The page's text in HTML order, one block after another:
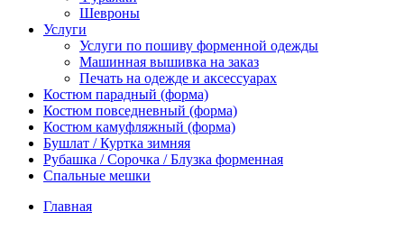
Шевроны
Услуги
Услуги по пошиву форменной одежды
Машинная вышивка на заказ
Печать на одежде и аксессуарах
Костюм парадный (форма)
Костюм повседневный (форма)
Костюм камуфляжный (форма)
Бушлат / Куртка зимняя
Рубашка / Сорочка / Блузка форменная
Спальные мешки
Главная